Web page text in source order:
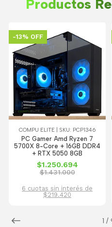
Productos
1 /
-13% OFF
COMPU ELITE | SKU: PCP1346
PC Gamer Amd Ryzen 7
5700X 8-Core + 16GB DDR4
+ RTX 5050 8GB
$1.250.694
$1.431.000
6 cuotas sin interés de
$219.420